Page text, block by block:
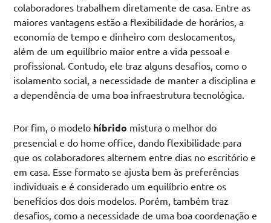
colaboradores trabalhem diretamente de casa. Entre as
maiores vantagens estão a flexibilidade de horários, a
economia de tempo e dinheiro com deslocamentos,
além de um equilíbrio maior entre a vida pessoal e
profissional. Contudo, ele traz alguns desafios, como o
isolamento social, a necessidade de manter a disciplina e
a dependência de uma boa infraestrutura tecnológica.
Por fim, o modelo híbrido mistura o melhor do
presencial e do home office, dando flexibilidade para
que os colaboradores alternem entre dias no escritório e
em casa. Esse formato se ajusta bem às preferências
individuais e é considerado um equilíbrio entre os
benefícios dos dois modelos. Porém, também traz
desafios, como a necessidade de uma boa coordenação e